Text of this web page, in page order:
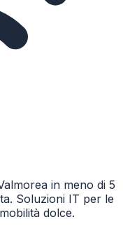
in meno di 5
Soluzioni IT per le
dolce.